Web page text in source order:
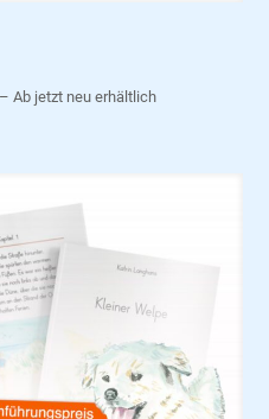
Ab jetzt neu erhältlich